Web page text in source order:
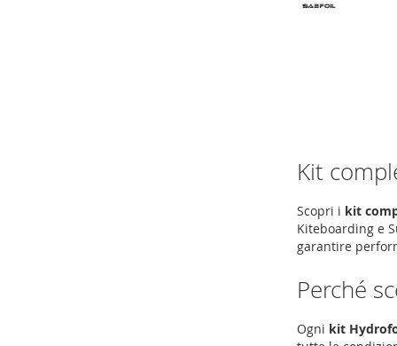
Kit
Scopri i kit
Kiteboarding e
garantire
Perché
Ogni kit